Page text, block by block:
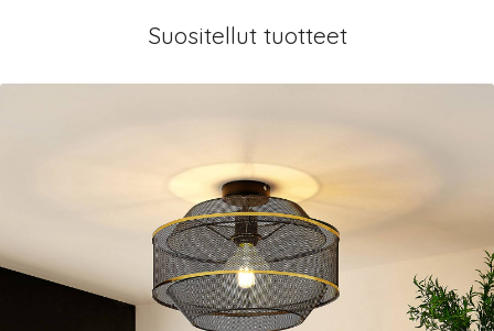
Suositellut tuotteet